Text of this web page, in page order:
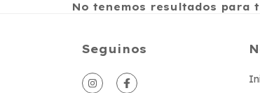
No tenemos resultados
Seguinos